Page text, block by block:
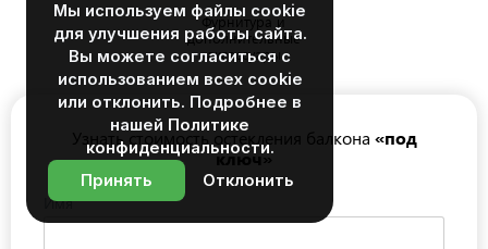
Мы используем файлы cookie
для улучшения работы сайта.
Вы можете согласиться с
использованием всех cookie
или отклонить. Подробнее в
нашей Политике
конфиденциальности.
Принять
Отклонить
Фурнитура и
дополнительные
аксессуары
Узнать стоимость остекления балкона «под
ключ»
Имя